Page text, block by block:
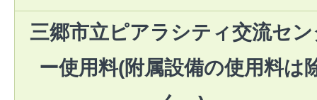
三郷市立ピアラシティ交流セン
ー使用料(附属設備の使用料は